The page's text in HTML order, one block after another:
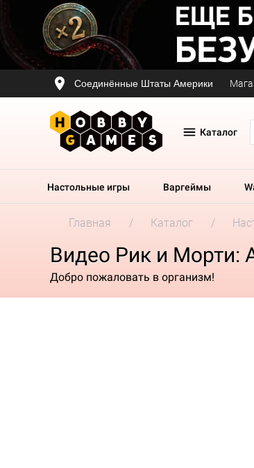
Соединённые Штаты Америки
Каталог
Настольные игры Варгеймы
Главная Каталог
Видео Рик и Морти:
Добро пожаловать в организм!